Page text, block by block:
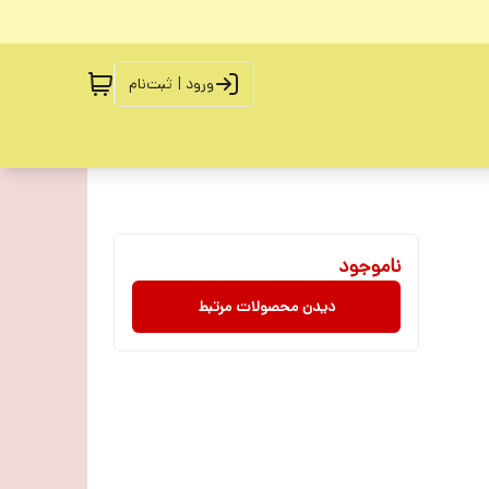
ورود | ثبت‌نام
ناموجود
دیدن محصولات مرتبط